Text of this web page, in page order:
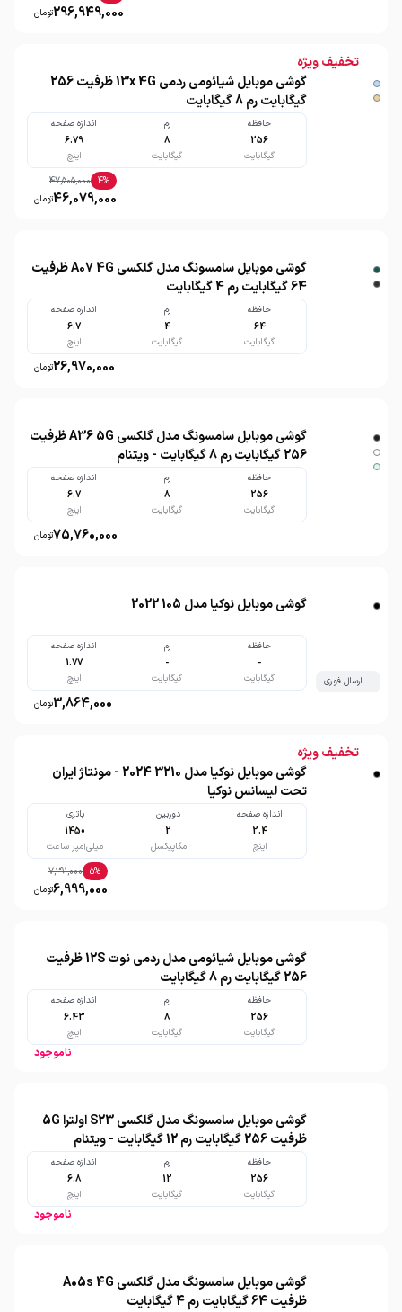
296,949,000تومان
تخفیف ویژه
گوشی موبایل شیائومی ردمی 13x 4G ظرفیت 256
گیگابایت رم 8 گیگابایت
حافظه
256
گیگابایت
رم
8
گیگابایت
اندازه صفحه
6.79
اینچ
4%
47,505,000
46,079,000تومان
گوشی موبایل سامسونگ مدل گلکسی A07 4G ظرفیت
64 گیگابایت رم 4 گیگابایت
حافظه
64
گیگابایت
رم
4
گیگابایت
اندازه صفحه
6.7
اینچ
26,970,000تومان
گوشی موبایل سامسونگ مدل گلکسی A36 5G ظرفیت
256 گیگابایت رم 8 گیگابایت - ویتنام
حافظه
256
گیگابایت
رم
8
گیگابایت
اندازه صفحه
6.7
اینچ
75,760,000تومان
ارسال فوری
گوشی موبایل نوکیا مدل 105 2022
حافظه
-
گیگابایت
رم
-
گیگابایت
اندازه صفحه
1.77
اینچ
3,864,000تومان
تخفیف ویژه
گوشی موبایل نوکیا مدل 3210 2024 - مونتاژ ایران
تحت لیسانس نوکیا
اندازه صفحه
2.4
اینچ
دوربین
2
مگاپیکسل
باتری
1450
میلی‌آمپر ساعت
5%
7,291,000
6,999,000تومان
گوشی موبایل شیائومی مدل ردمی نوت 12S ظرفیت
256 گیگابایت رم 8 گیگابایت
حافظه
256
گیگابایت
رم
8
گیگابایت
اندازه صفحه
6.43
اینچ
ناموجود
گوشی موبایل سامسونگ مدل گلکسی S23 اولترا 5G
ظرفیت 256 گیگابایت رم 12 گیگابایت - ویتنام
حافظه
256
گیگابایت
رم
12
گیگابایت
اندازه صفحه
6.8
اینچ
ناموجود
گوشی موبایل سامسونگ مدل گلکسی A05s 4G
ظرفیت 64 گیگابایت رم 4 گیگابایت